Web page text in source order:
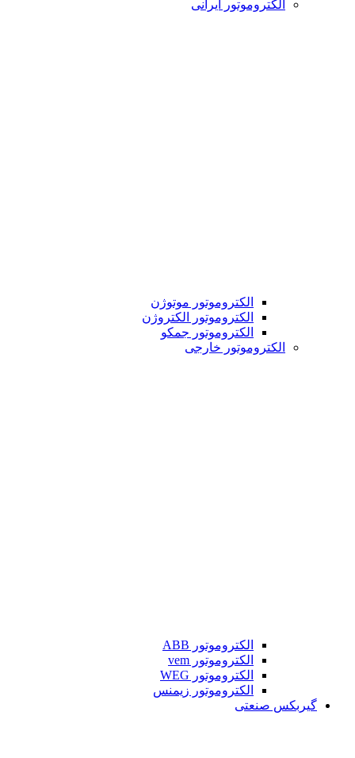
الکتروموتور ایرانی
الکتروموتور موتوژن
الکتروموتور الکتروژن
الکتروموتور جمکو
الکتروموتور خارجی
الکتروموتور ABB
الکتروموتور vem
الکتروموتور WEG
الکتروموتور زیمنس
گیربکس صنعتی